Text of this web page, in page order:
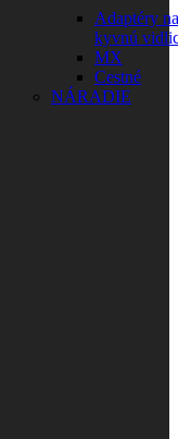
Adaptéry na
kyvnú
MX
Cestné
NÁRADIE